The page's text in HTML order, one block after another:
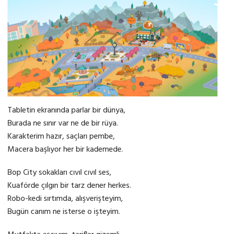
Tabletin ekranında parlar bir dünya,
Burada ne sınır var ne de bir rüya.
Karakterim hazır, saçları pembe,
Macera başlıyor her bir kademede.
Bop City sokakları cıvıl cıvıl ses,
Kuaförde çılgın bir tarz dener herkes.
Robo-kedi sırtımda, alışverişteyim,
Bugün canım ne isterse o işteyim.